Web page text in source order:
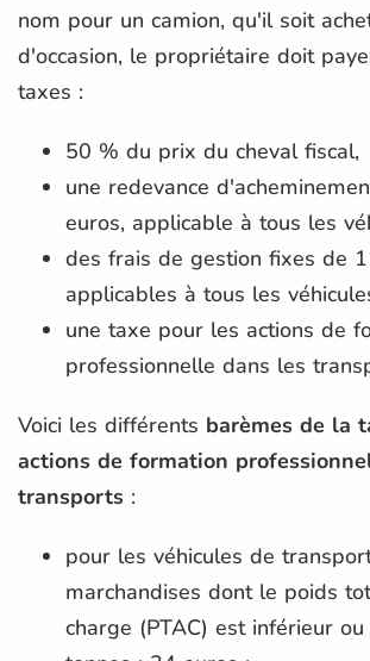
nom pour un camion, qu'il soit
d'occasion, le propriétaire doit
taxes :
50 % du prix du cheval fiscal,
une redevance
euros, applicable à tous les
des frais de gestion fixes de
applicables à tous les
une taxe pour les actions de
professionnelle dans les
Voici les différents barèmes de la
actions de formation
transports :
pour les véhicules de
marchandises dont le poids
charge (PTAC) est inférieur